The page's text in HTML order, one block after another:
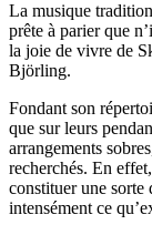
La musique
prête à parier que
la joie de vivre de
Björling.
Fondant son
que sur leurs
arrangements
recherchés. En
constituer une sorte
intensément ce